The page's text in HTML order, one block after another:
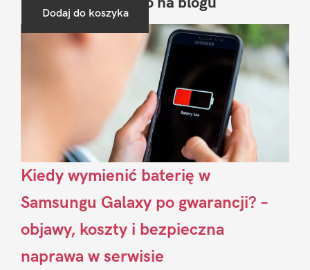
Dodaj do koszyka
Pierwszy
Sidebar
Kiedy wymienić baterię w
Samsungu Galaxy po gwarancji? –
objawy, koszty i bezpieczna
naprawa w serwisie